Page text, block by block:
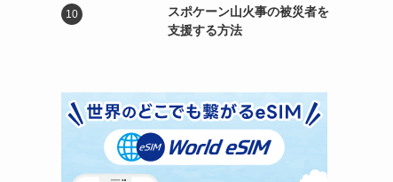
スポケーン山火事の被災者を
支援する方法